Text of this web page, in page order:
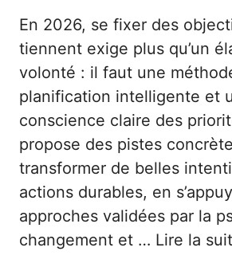
En 2026, se fixer des
tiennent exige plus qu’un
volonté : il faut une
planification intelligente et
conscience claire des
propose des pistes
transformer de belles
actions durables, en
approches validées par la
changement et … Lire la